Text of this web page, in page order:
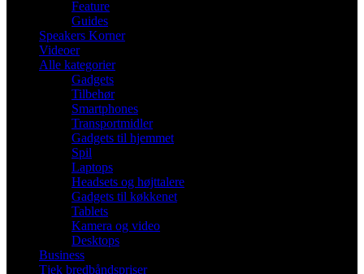
Feature
Guides
Speakers Korner
Videoer
Alle kategorier
Gadgets
Tilbehør
Smartphones
Transportmidler
Gadgets til hjemmet
Spil
Laptops
Headsets og højttalere
Gadgets til køkkenet
Tablets
Kamera og video
Desktops
Business
Tjek bredbåndspriser